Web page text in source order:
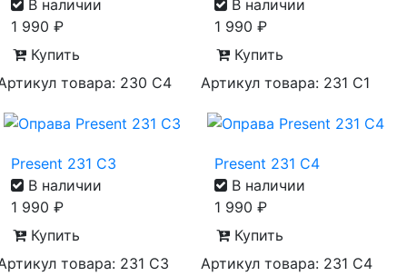
В наличии
1 990 ₽
Купить
товара: 230 C4
В наличии
1 990 ₽
Купить
Артикул товара: 231 C1
Present 231 C3
В наличии
1 990 ₽
Купить
товара: 231 C3
Present 231 C4
В наличии
1 990 ₽
Купить
Артикул товара: 231 C4